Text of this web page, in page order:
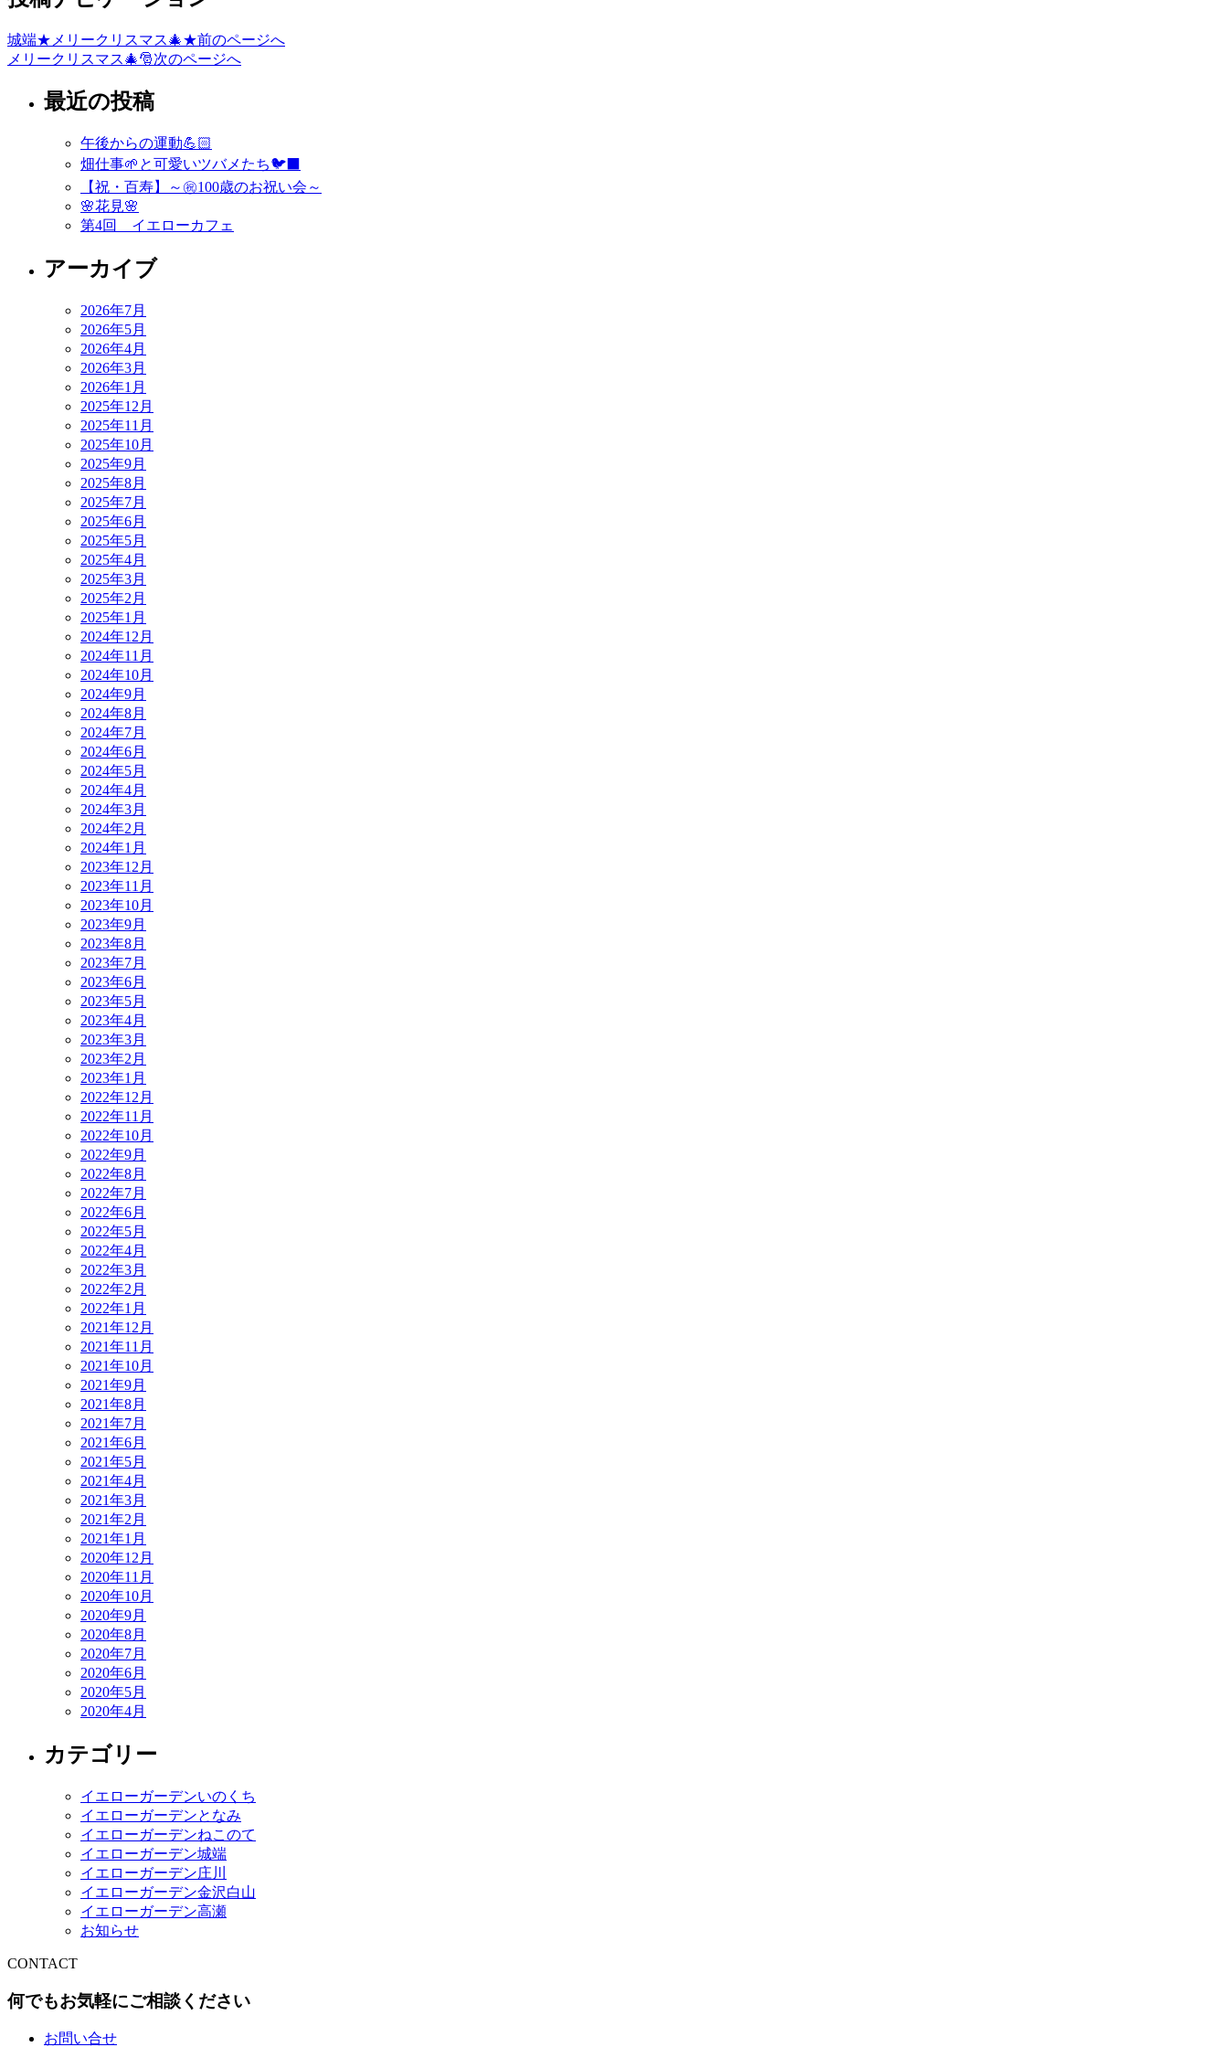
城端★メリークリスマス🎄★前のページへ
メリークリスマス🎄🎅次のページへ
最近の投稿
午後からの運動💪🏻
畑仕事🌱と可愛いツバメたち🐦‍⬛
【祝・百寿】～㊗️100歳のお祝い会～
🌸花見🌸
第4回 イエローカフェ
アーカイブ
2026年7月
2026年5月
2026年4月
2026年3月
2026年1月
2025年12月
2025年11月
2025年10月
2025年9月
2025年8月
2025年7月
2025年6月
2025年5月
2025年4月
2025年3月
2025年2月
2025年1月
2024年12月
2024年11月
2024年10月
2024年9月
2024年8月
2024年7月
2024年6月
2024年5月
2024年4月
2024年3月
2024年2月
2024年1月
2023年12月
2023年11月
2023年10月
2023年9月
2023年8月
2023年7月
2023年6月
2023年5月
2023年4月
2023年3月
2023年2月
2023年1月
2022年12月
2022年11月
2022年10月
2022年9月
2022年8月
2022年7月
2022年6月
2022年5月
2022年4月
2022年3月
2022年2月
2022年1月
2021年12月
2021年11月
2021年10月
2021年9月
2021年8月
2021年7月
2021年6月
2021年5月
2021年4月
2021年3月
2021年2月
2021年1月
2020年12月
2020年11月
2020年10月
2020年9月
2020年8月
2020年7月
2020年6月
2020年5月
2020年4月
カテゴリー
イエローガーデンいのくち
イエローガーデンとなみ
イエローガーデンねこのて
イエローガーデン城端
イエローガーデン庄川
イエローガーデン金沢白山
イエローガーデン高瀬
お知らせ
CONTACT
何でもお気軽にご相談ください
お問い合せ